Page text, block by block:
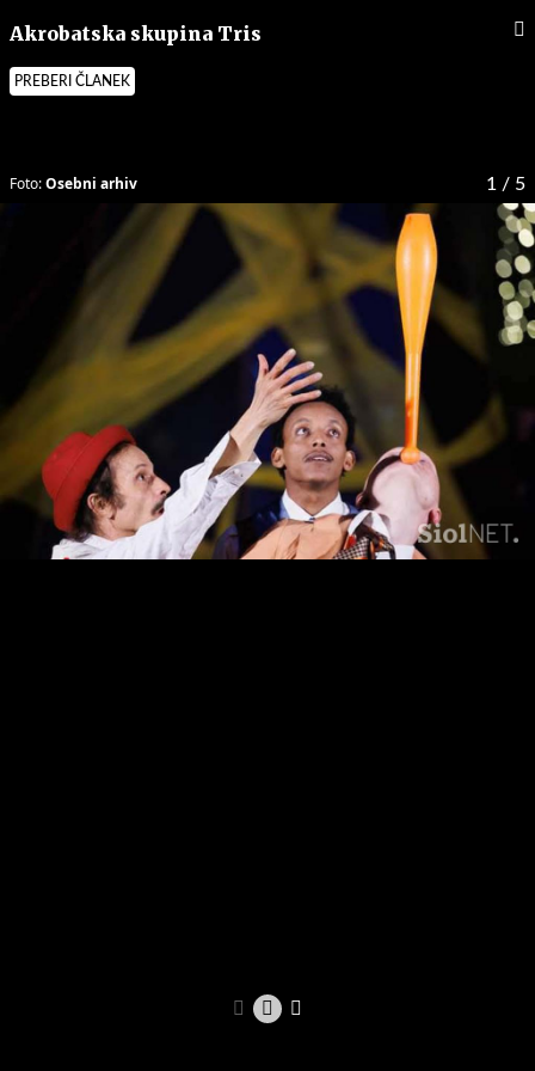
Akrobatska skupina Tris
PREBERI ČLANEK
1 / 5
Foto:Osebni arhiv